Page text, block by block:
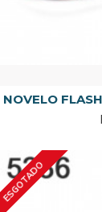
NOVELO
ESGOTADO